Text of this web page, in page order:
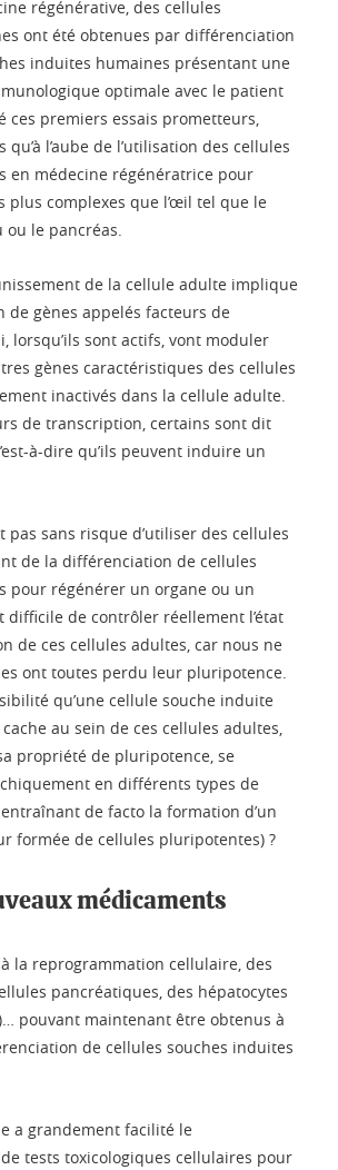
régénérative, des cellules
ont été obtenues par différenciation
induites humaines présentant une
optimale avec le patient
ces premiers essais prometteurs,
qu’à l’aube de l’utilisation des cellules
en médecine régénératrice pour
plus complexes que l’œil tel que le
le pancréas.
de la cellule adulte implique
de gènes appelés facteurs de
lorsqu’ils sont actifs, vont moduler
gènes caractéristiques des cellules
inactivés dans la cellule adulte.
de transcription, certains sont dit
à-dire qu’ils peuvent induire un
pas sans risque d’utiliser des cellules
de la différenciation de cellules
pour régénérer un organe ou un
difficile de contrôler réellement l’état
de ces cellules adultes, car nous ne
ont toutes perdu leur pluripotence.
qu’une cellule souche induite
au sein de ces cellules adultes,
propriété de pluripotence, se
en différents types de
de facto la formation d’un
formée de cellules pluripotentes) ?
médicaments
la reprogrammation cellulaire, des
pancréatiques, des hépatocytes
pouvant maintenant être obtenus à
de cellules souches induites
a grandement facilité le
tests toxicologiques cellulaires pour